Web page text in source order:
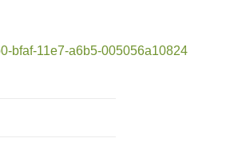
bfaf-11e7-a6b5-005056a10824